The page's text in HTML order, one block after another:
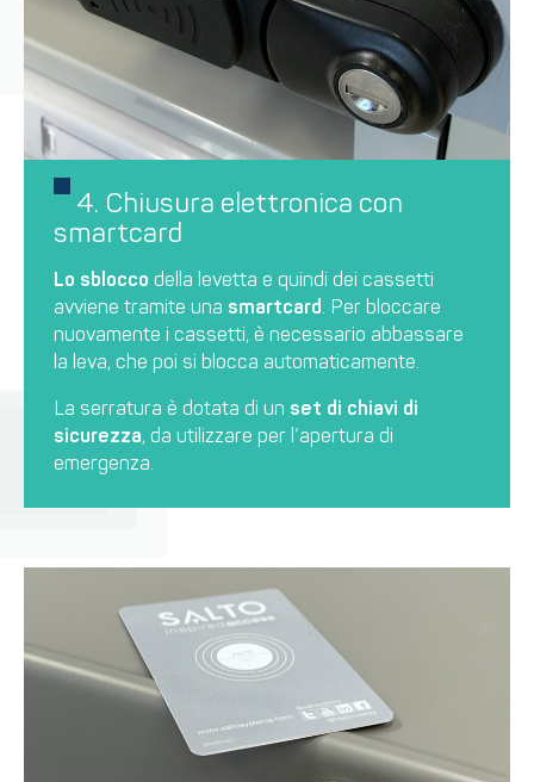
4. Chiusura elettronica con
smartcard
Lo sblocco della levetta e quindi dei cassetti
avviene tramite una smartcard. Per bloccare
nuovamente i cassetti, è necessario abbassare
la leva, che poi si blocca automaticamente.
La serratura è dotata di un set di chiavi di
sicurezza, da utilizzare per l’apertura di
emergenza.